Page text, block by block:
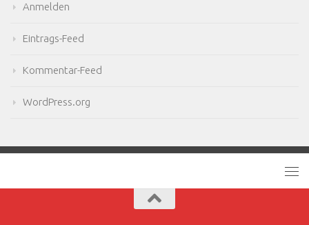
Anmelden
Eintrags-Feed
Kommentar-Feed
WordPress.org